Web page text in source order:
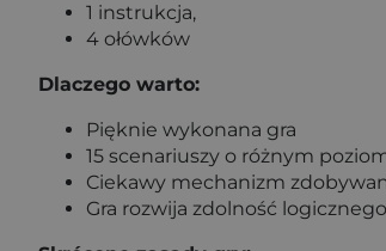
1 instrukcja,
4 ołówków
Dlaczego warto:
Pięknie wykonana gra
15 scenariuszy o różnym
Ciekawy mechanizm
Gra rozwija zdolność